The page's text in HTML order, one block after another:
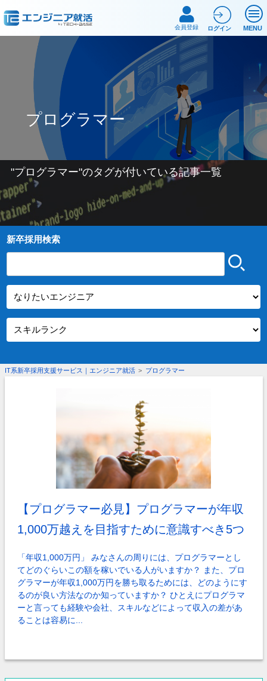
MENU
会員登録 ログイン
プログラマー
"プログラマー"のタグが付いている記事一覧
新卒採用検索
IT系新卒採用支援サービス｜エンジニア就活 > プログラマー
【プログラマー必見】プログラマーが年収
1,000万越えを目指すために意識すべき5つ
「年収1,000万円」 みなさんの周りには、プログラマーとし
てどのぐらいこの額を稼いでいる人がいますか？ また、プロ
グラマーが年収1,000万円を勝ち取るためには、どのようにす
るのが良い方法なのか知っていますか？ ひとえにプログラマ
ーと言っても経験や会社、スキルなどによって収入の差があ
ることは容易に...